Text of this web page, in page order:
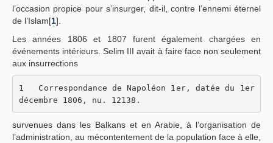
l’occasion propice pour s’insurger, dit-il, contre l’ennemi éternel
de l’Islam[1].
Les années 1806 et 1807 furent également chargées en
événements intérieurs. Selim III avait à faire face non seulement
aux insurrections
1   Correspondance de Napoléon 1er, datée du 1er
décembre 1806, nu. 12138.
survenues dans les Balkans et en Arabie, à l’organisation de
l’administration, au mécontentement de la population face à elle,